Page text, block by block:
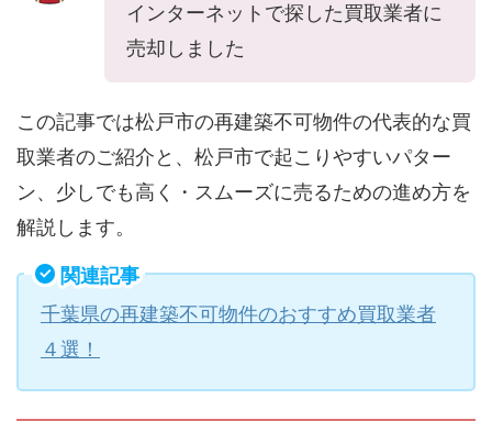
インターネットで探した買取業者に
売却しました
この記事では松戸市の再建築不可物件の代表的な買
取業者のご紹介と、松戸市で起こりやすいパター
ン、少しでも高く・スムーズに売るための進め方を
解説します。
関連記事
千葉県の再建築不可物件のおすすめ買取業者
４選！